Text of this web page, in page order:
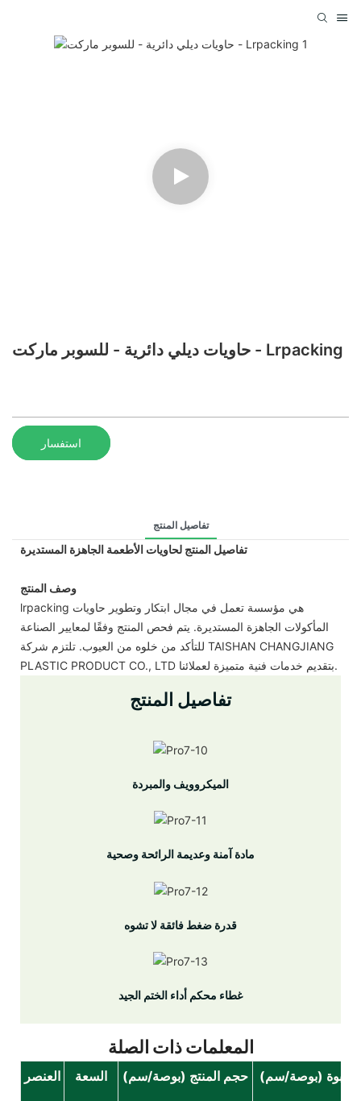
حاويات ديلي دائرية - للسوبر ماركت - Lrpacking
استفسار
تفاصيل المنتج
تفاصيل المنتج لحاويات الأطعمة الجاهزة المستديرة
وصف المنتج
lrpacking هي مؤسسة تعمل في مجال ابتكار وتطوير حاويات
المأكولات الجاهزة المستديرة. يتم فحص المنتج وفقًا لمعايير الصناعة
للتأكد من خلوه من العيوب. تلتزم شركة TAISHAN CHANGJIANG
PLASTIC PRODUCT CO., LTD بتقديم خدمات فنية متميزة لعملائنا.
تفاصيل المنتج
الميكروويف والمبردة
مادة آمنة وعديمة الرائحة وصحية
قدرة ضغط فائقة لا تشوه
غطاء محكم أداء الختم الجيد
المعلمات ذات الصلة
العنصر السعة حجم المنتج (بوصة/سم) (بوصة/سم)